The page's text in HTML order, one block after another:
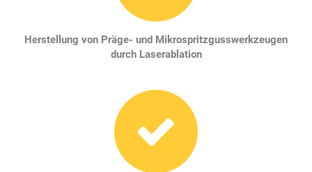
Herstellung von Präge- und Mikrospritzgusswerkzeugen
durch Laserablation